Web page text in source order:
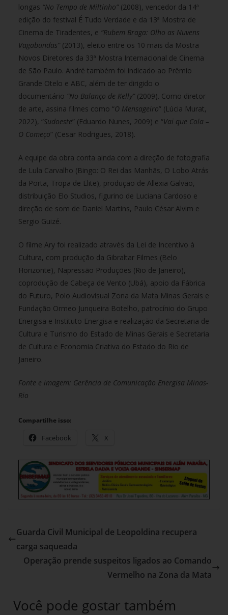
longas “No Tempo de Miltinho” (2008), vencedor da 14ª
edição do festival É Tudo Verdade e da 13ª Mostra de
Cinema de Tiradentes, e “Rubem Braga: Olho as Nuvens
Vagabundas”(2013), eleito entre os 10 mais da Mostra
Novos Diretores da 33ª Mostra Internacional de Cinema
de São Paulo. André também foi indicado ao Prêmio
Grande Otelo e ABC, além de ter dirigido o
documentário “No Balanço de Kelly”(2009). Como diretor
de arte, assina filmes como “O Mensageiro” (Lúcia Murat,
2022), “Sudoeste” (Eduardo Nunes, 2009) e “Vai que Cola –
O Começo” (Cesar Rodrigues, 2018).
A equipe da obra conta ainda com a direção de fotografia
de Lula Carvalho (Bingo: O Rei das Manhãs, O Lobo Atrás
da Porta, Tropa de Elite), produção de Allexia Galvão,
distribuição Elo Studios, figurino de Luciana Cardoso e
direção de som de Daniel Martins, Paulo César Alvim e
Sergio Guizé.
O filme Ary foi realizado através da Lei de Incentivo à
Cultura, com produção da Gibraltar Filmes (Belo
Horizonte), Napressão Produções (Rio de Janeiro),
coprodução de Cabeça de Vento (Ubá), apoio da Fábrica
do Futuro, Polo Audiovisual Zona da Mata Minas Gerais e
Fundação Ormeo Junqueira Botelho, patrocínio do Grupo
Energisa e Instituto Energisa e realização da Secretaria de
Cultura e Turismo do Estado de Minas Gerais e Secretaria
de Cultura e Economia Criativa do Estado do Rio de
Janeiro.
Fonte e imagem: Gerência de Comunicação Energisa Minas-
Rio
Compartilhe isso:
Facebook X
Guarda Civil Municipal de Leopoldina recupera
carga saqueada
Operação prende suspeitos ligados ao Comando
Vermelho na Zona da Mata
Você pode gostar também